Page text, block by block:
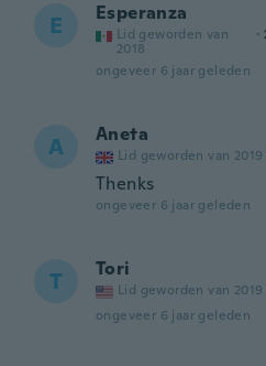
E Esperanza
Lid geworden van
2018
·
ongeveer 6 jaar geleden
A Aneta
Lid geworden van 2019
Thenks
ongeveer 6 jaar geleden
T Tori
Lid geworden van 2019
ongeveer 6 jaar geleden